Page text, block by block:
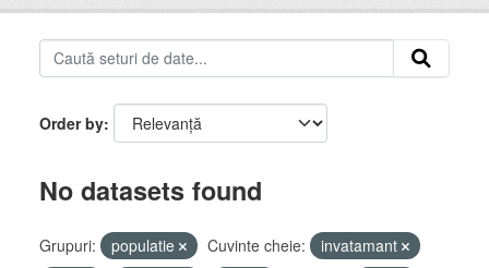
Order by
No datasets found
Grupuri: populatie Cuvinte cheie:
invatamant